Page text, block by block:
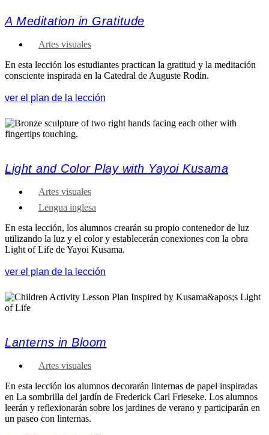
A Meditation in Gratitude
Artes visuales
En esta lección los estudiantes practican la gratitud y la meditación
consciente inspirada en la Catedral de Auguste Rodin.
ver el plan de la lección
Light and Color Play with Yayoi Kusama
Artes visuales
Lengua inglesa
En esta lección, los alumnos crearán su propio contenedor de luz
utilizando la luz y el color y establecerán conexiones con la obra
Light of Life de Yayoi Kusama.
ver el plan de la lección
Lanterns in Bloom
Artes visuales
En esta lección los alumnos decorarán linternas de papel inspiradas
en La sombrilla del jardín de Frederick Carl Frieseke. Los alumnos
leerán y reflexionarán sobre los jardines de verano y participarán en
un paseo con linternas.